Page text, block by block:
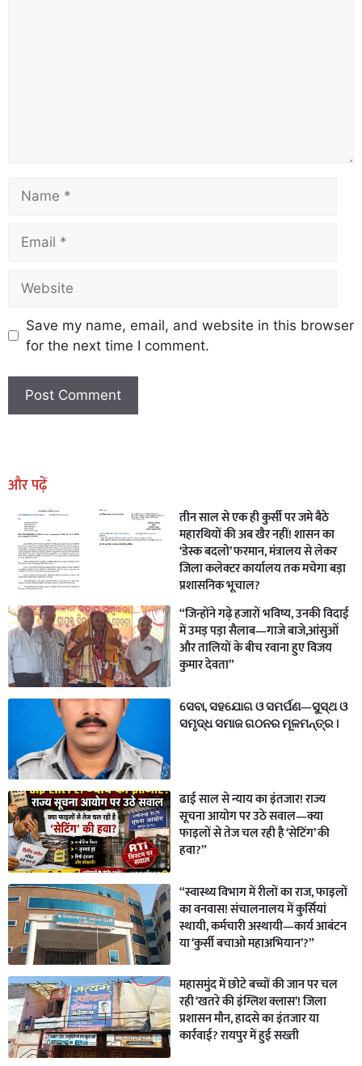
Save my name, email, and website in this browser
for the next time I comment.
और पढ़ें
तीन साल से एक ही कुर्सी पर जमे बैठे
महारथियों की अब खैर नहीं! शासन का
‘डेस्क बदलो’ फरमान, मंत्रालय से लेकर
जिला कलेक्टर कार्यालय तक मचेगा बड़ा
प्रशासनिक भूचाल?
“जिन्होंने गढ़े हजारों भविष्य, उनकी विदाई
में उमड़ पड़ा सैलाब—गाजे बाजे,आंसुओं
और तालियों के बीच रवाना हुए विजय
कुमार देवता”
ସେବା, ସହଯୋଗ ଓ ସମର୍ପଣ—ସୁସ୍ଥ ଓ
ସମୃଦ୍ଧ ସମାଜ ଗଠନର ମୂଳମନ୍ତ୍ର ।
ढाई साल से न्याय का इंतजार! राज्य
सूचना आयोग पर उठे सवाल—क्या
फाइलों से तेज चल रही है ‘सेटिंग’ की
हवा?”
“स्वास्थ्य विभाग में रीलों का राज, फाइलों
का वनवास! संचालनालय में कुर्सियां
स्थायी, कर्मचारी अस्थायी—कार्य आबंटन
या ‘कुर्सी बचाओ महाअभियान’?”
महासमुंद में छोटे बच्चों की जान पर चल
रही ‘खतरे की इंग्लिश क्लास’! जिला
प्रशासन मौन, हादसे का इंतजार या
कार्रवाई? रायपुर में हुई सख्ती